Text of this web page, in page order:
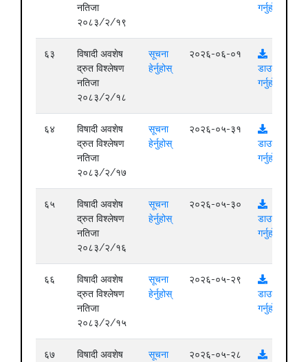
नतिजा
२०८३/२/१९
गर्नुहोस्
६३
विषादी अवशेष
द्रुत विश्लेषण
नतिजा
२०८३/२/१८
सूचना
हेर्नुहोस्
२०२६-०६-०१
डाउनलोड
गर्नुहोस्
६४
विषादी अवशेष
द्रुत विश्लेषण
नतिजा
२०८३/२/१७
सूचना
हेर्नुहोस्
२०२६-०५-३१
डाउनलोड
गर्नुहोस्
६५
विषादी अवशेष
द्रुत विश्लेषण
नतिजा
२०८३/२/१६
सूचना
हेर्नुहोस्
२०२६-०५-३०
डाउनलोड
गर्नुहोस्
६६
विषादी अवशेष
द्रुत विश्लेषण
नतिजा
२०८३/२/१५
सूचना
हेर्नुहोस्
२०२६-०५-२९
डाउनलोड
गर्नुहोस्
६७
विषादी अवशेष
सूचना
२०२६-०५-२८